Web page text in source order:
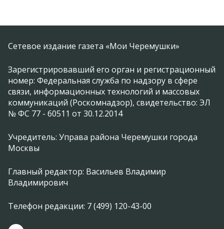
Сетевое издание газета «Мои Черемушки»
Зарегистрировавший его орган и регистрационный
номер: Федеральная служба по надзору в сфере
связи, информационных технологий и массовых
коммуникаций (Роскомнадзор), свидетельство: ЭЛ
№ ФС 77 - 60511 от 30.12.2014
Учредитель: Управа района Черемушки города
Москвы
Главный редактор: Васильев Владимир
Владимирович
Телефон редакции: 7 (499) 120-43-00